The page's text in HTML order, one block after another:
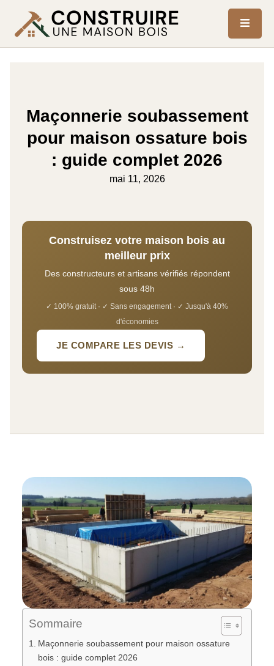
Maçonnerie soubassement
pour maison ossature bois
: guide complet 2026
mai 11, 2026
Construisez votre maison bois au
meilleur prix
Des constructeurs et artisans vérifiés répondent
sous 48h
✓ 100% gratuit · ✓ Sans engagement · ✓ Jusqu'à 40%
d'économies
JE COMPARE LES DEVIS →
Sommaire
Maçonnerie soubassement pour maison ossature
bois : guide complet 2026